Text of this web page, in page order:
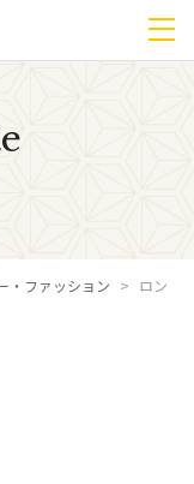
・ファッション ロンシ